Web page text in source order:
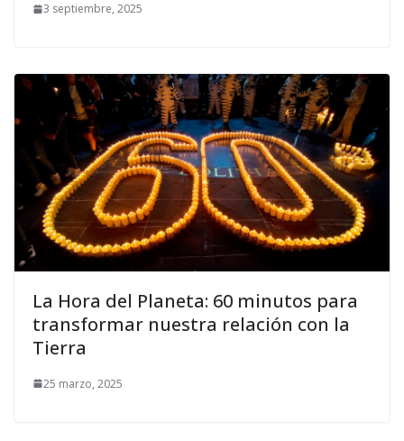
3 septiembre, 2025
La Hora del Planeta: 60 minutos para
transformar nuestra relación con la
Tierra
25 marzo, 2025